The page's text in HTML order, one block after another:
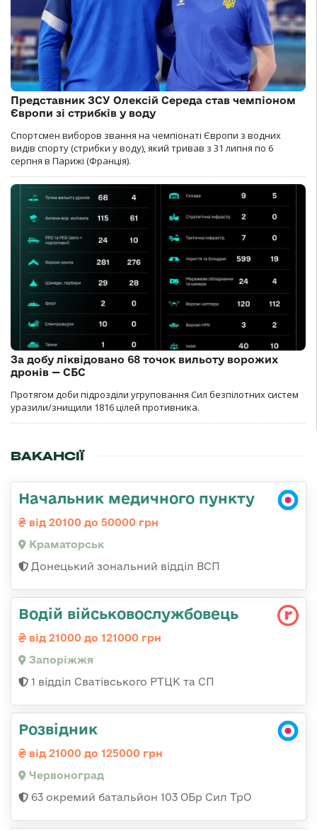
Представник ЗСУ Олексій Середа став чемпіоном
Європи зі стрибків у воду
Спортсмен виборов звання на чемпіонаті Європи з водних
видів спорту (стрибки у воду), який тривав з 31 липня по 6
серпня в Парижі (Франція).
За добу ліквідовано 68 точок вильоту ворожих
дронів — СБС
Протягом доби підрозділи угруповання Сил безпілотних систем
уразили/знищили 1816 цілей противника.
ВАКАНСІЇ
Начальник медичного пункту
від 20100 до 50000 грн
Краматорськ
Донецький зональний відділ ВСП
Водій військовослужбовець
від 21000 до 121000 грн
Запоріжжя
1 відділ Сватівського РТЦК та СП
Розвідник
від 21000 до 125000 грн
Червоноград
63 окремий батальйон 103 ОБр Сил ТрО